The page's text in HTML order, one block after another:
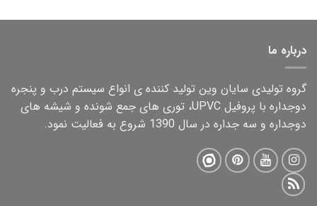
درباره ما
گروه تولیدی سایان وین تولید کننده ی انواع سیستم درب و پنجره
دوجداره با پروفیل UPVC، توری های جمع شونده و شیشه های
دوجداره و سه جداره در سال 1390 شروع به فعالیت نمود.